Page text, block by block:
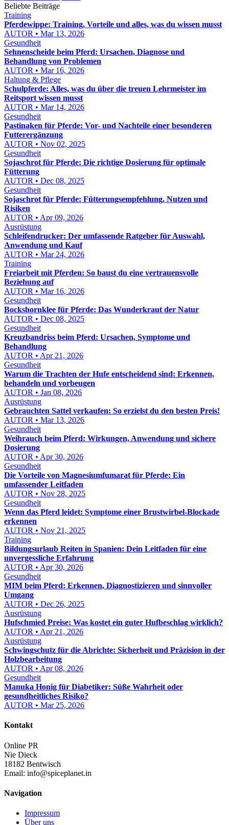
Beliebte Beiträge
Training
Pferdewippe: Training, Vorteile und alles, was du wissen musst
AUTOR • Mar 13, 2026
Gesundheit
Sehnenscheide beim Pferd: Ursachen, Diagnose und
Behandlung von Problemen
AUTOR • Mar 16, 2026
Haltung & Pflege
Schulpferde: Alles, was du über die treuen Lehrmeister im
Reitsport wissen musst
AUTOR • Mar 14, 2026
Gesundheit
Pastinaken für Pferde: Vor- und Nachteile einer besonderen
Futterergänzung
AUTOR • Nov 02, 2025
Gesundheit
Sojaschrot für Pferde: Die richtige Dosierung für optimale
Fütterung
AUTOR • Dec 08, 2025
Gesundheit
Sojaschrot für Pferde: Fütterungsempfehlung, Nutzen und
Risiken
AUTOR • Apr 09, 2026
Ausrüstung
Schleifendrucker: Der umfassende Ratgeber für Auswahl,
Anwendung und Kauf
AUTOR • Mar 24, 2026
Training
Freiarbeit mit Pferden: So baust du eine vertrauensvolle
Beziehung auf
AUTOR • Mar 16, 2026
Gesundheit
Bockshornklee für Pferde: Das Wunderkraut der Natur
AUTOR • Dec 08, 2025
Gesundheit
Kreuzbandriss beim Pferd: Ursachen, Symptome und
Behandlung
AUTOR • Apr 21, 2026
Gesundheit
Warum die Trachten der Hufe entscheidend sind: Erkennen,
behandeln und vorbeugen
AUTOR • Jan 08, 2026
Ausrüstung
Gebrauchten Sattel verkaufen: So erzielst du den besten Preis!
AUTOR • Mar 13, 2026
Gesundheit
Weihrauch beim Pferd: Wirkungen, Anwendung und sichere
Dosierung
AUTOR • Apr 30, 2026
Gesundheit
Die Vorteile von Magnesiumfumarat für Pferde: Ein
umfassender Leitfaden
AUTOR • Nov 28, 2025
Gesundheit
Wenn das Pferd leidet: Symptome einer Brustwirbel-Blockade
erkennen
AUTOR • Nov 21, 2025
Training
Bildungsurlaub Reiten in Spanien: Dein Leitfaden für eine
unvergessliche Erfahrung
AUTOR • Apr 30, 2026
Gesundheit
MIM beim Pferd: Erkennen, Diagnostizieren und sinnvoller
Umgang
AUTOR • Dec 26, 2025
Ausrüstung
Hufschmied Preise: Was kostet ein guter Hufbeschlag wirklich?
AUTOR • Apr 21, 2026
Ausrüstung
Schwingschutz für die Abrichte: Sicherheit und Präzision in der
Holzbearbeitung
AUTOR • Apr 08, 2026
Gesundheit
Manuka Honig für Diabetiker: Süße Wahrheit oder
gesundheitliches Risiko?
AUTOR • Mar 25, 2026
Kontakt
Online PR
Nie Dieck
18182 Bentwisch
Email: info@spiceplanet.in
Navigation
Impressum
Über uns